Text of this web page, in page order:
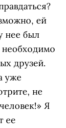
ей
нее был
необходимо
друзей.
уже
не
Я
ее